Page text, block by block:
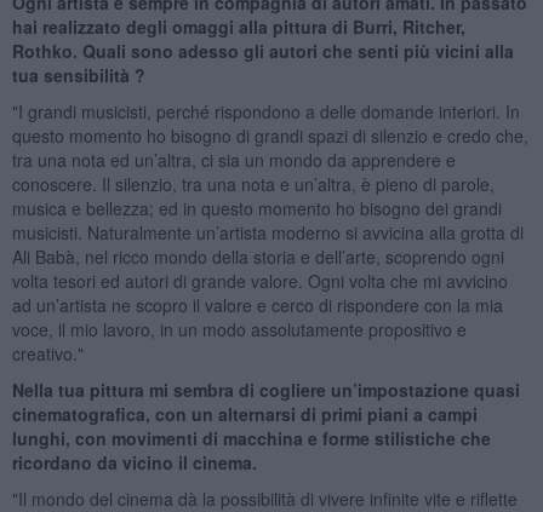
hai realizzato degli omaggi alla pittura di Burri, Ritcher,
Rothko. Quali sono adesso gli autori che senti più vicini alla
tua sensibilità ?
"I grandi musicisti, perché rispondono a delle domande interiori. In
questo momento ho bisogno di grandi spazi di silenzio e credo che,
tra una nota ed un’altra, ci sia un mondo da apprendere e
conoscere. Il silenzio, tra una nota e un’altra, è pieno di parole,
musica e bellezza; ed in questo momento ho bisogno dei grandi
musicisti. Naturalmente un’artista moderno si avvicina alla grotta di
Ali Babà, nel ricco mondo della storia e dell’arte, scoprendo ogni
volta tesori ed autori di grande valore. Ogni volta che mi avvicino
ad un’artista ne scopro il valore e cerco di rispondere con la mia
voce, il mio lavoro, in un modo assolutamente propositivo e
creativo."
Nella tua pittura mi sembra di cogliere un’impostazione quasi
cinematografica, con un alternarsi di primi piani a campi
lunghi, con movimenti di macchina e forme stilistiche che
ricordano da vicino il cinema.
"Il mondo del cinema dà la possibilità di vivere infinite vite e riflette